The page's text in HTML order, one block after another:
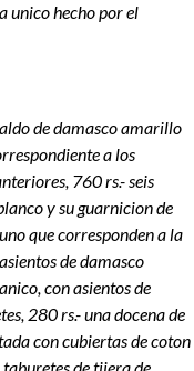
unico hecho por el
de damasco amarillo
a los
760 rs.- seis
y su guarnicion de
que corresponden a la
de damasco
con asientos de
280 rs.- una docena de
con cubiertas de coton